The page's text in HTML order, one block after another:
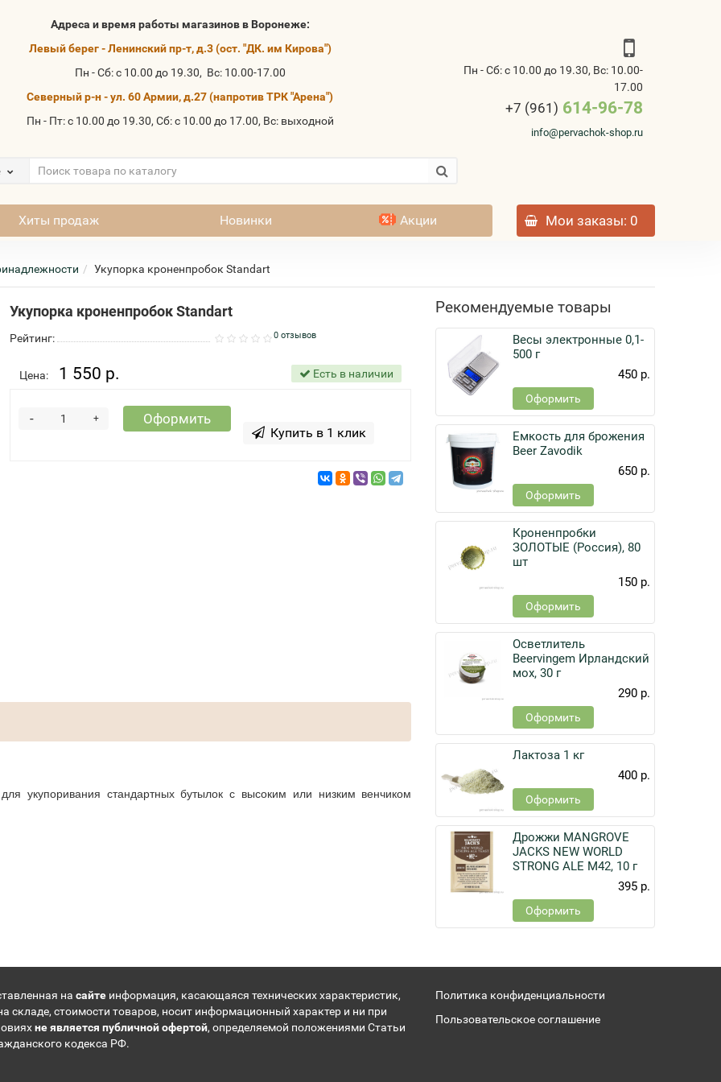
Адреса и время работы магазинов в Воронеже:
Левый берег - Ленинский пр-т, д.3 (ост. "ДК. им Кирова")
Пн - Сб: с 10.00 до 19.30, Вс: 10.00-17.00
Северный р-н - ул. 60 Армии, д.27 (напротив ТРК "Арена")
Пн - Пт: с 10.00 до 19.30, Сб: с 10.00 до 17.00, Вс: выходной
Пн - Сб: с 10.00 до 19.30, Вс: 10.00-
17.00
+7 (961) 614-96-78
info@pervachok-shop.ru
Хиты продаж Новинки Акции Мои заказы: 0
Укупорка кроненпробок Standart
Укупорка кроненпробок Standart
Рейтинг: 0 отзывов
Цена: 1 550 р. Есть в наличии
+
- Оформить
Купить в 1 клик
укупоривания стандартных бутылок с высоким или низким венчиком
Рекомендуемые товары
Весы электронные 0,1-
500 г
450 р.
Оформить
Емкость для брожения
Beer Zavodik
650 р.
Оформить
Кроненпробки
ЗОЛОТЫЕ (Россия), 80
шт
150 р.
Оформить
Осветлитель
Beervingem Ирландский
мох, 30 г
290 р.
Оформить
Лактоза 1 кг
400 р.
Оформить
Дрожжи MANGROVE
JACKS NEW WORLD
STRONG ALE M42, 10 г
395 р.
Оформить
на сайтеинформация, касающаяся технических характеристик,
складе, стоимости товаров, носит информационный характер и ни при
не является публичной офертой, определяемой положениями Статьи
кодекса РФ.
Политика конфиденциальности
Пользовательское соглашение